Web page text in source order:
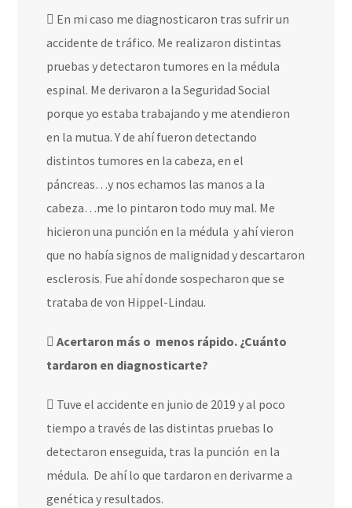
En mi caso me diagnosticaron tras sufrir un
accidente de tráfico. Me realizaron distintas
pruebas y detectaron tumores en la médula
espinal. Me derivaron a la Seguridad Social
porque yo estaba trabajando y me atendieron
en la mutua. Y de ahí fueron detectando
distintos tumores en la cabeza, en el
páncreas…y nos echamos las manos a la
cabeza…me lo pintaron todo muy mal. Me
hicieron una punción en la médula y ahí vieron
que no había signos de malignidad y descartaron
esclerosis. Fue ahí donde sospecharon que se
trataba de von Hippel-Lindau.
Acertaron más o menos rápido. ¿Cuánto
tardaron en diagnosticarte?
Tuve el accidente en junio de 2019 y al poco
tiempo a través de las distintas pruebas lo
detectaron enseguida, tras la punción en la
médula. De ahí lo que tardaron en derivarme a
genética y resultados.